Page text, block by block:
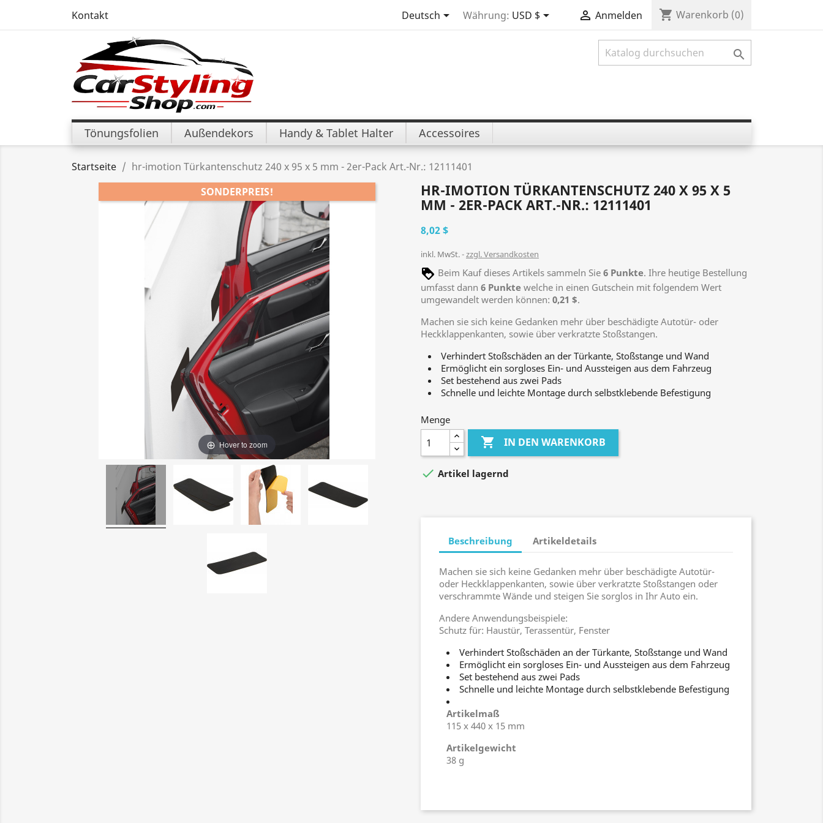
Kontakt Deutsch Währung: USD $  Anmelden shopping_cart Warenkorb (0)

Tönungsfolien Außendekors Handy & Tablet Halter Accessoires
Startseite
hr-imotion Türkantenschutz 240 x 95 x 5 mm - 2er-Pack Art.-Nr.: 12111401
SONDERPREIS!
Hover to zoom
HR-IMOTION TÜRKANTENSCHUTZ 240 X 95 X 5
MM - 2ER-PACK ART.-NR.: 12111401
8,02 $
inkl. MwSt. zzgl. Versandkosten
Beim Kauf dieses Artikels sammeln Sie 6 Punkte. Ihre heutige Bestellung
umfasst dann 6 Punkte welche in einen Gutschein mit folgendem Wert
umgewandelt werden können: 0,21 $.
Machen sie sich keine Gedanken mehr über beschädigte Autotür- oder
Heckklappenkanten, sowie über verkratzte Stoßstangen.
Verhindert Stoßschäden an der Türkante, Stoßstange und Wand
Ermöglicht ein sorgloses Ein- und Aussteigen aus dem Fahrzeug
Set bestehend aus zwei Pads
Schnelle und leichte Montage durch selbstklebende Befestigung
Menge
 IN DEN WARENKORB
 Artikel lagernd
Beschreibung Artikeldetails
Machen sie sich keine Gedanken mehr über beschädigte Autotür-
oder Heckklappenkanten, sowie über verkratzte Stoßstangen oder
verschrammte Wände und steigen Sie sorglos in Ihr Auto ein.
Andere Anwendungsbeispiele:
Schutz für: Haustür, Terassentür, Fenster
Verhindert Stoßschäden an der Türkante, Stoßstange und Wand
Ermöglicht ein sorgloses Ein- und Aussteigen aus dem Fahrzeug
Set bestehend aus zwei Pads
Schnelle und leichte Montage durch selbstklebende Befestigung
Artikelmaß
115 x 440 x 15 mm
Artikelgewicht
38 g